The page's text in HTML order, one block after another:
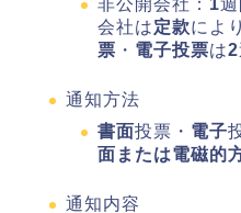
会社は定款により
票 ・ 電子投票は2
通知方法
書面投票・ 電子
面または電磁的
通知内容